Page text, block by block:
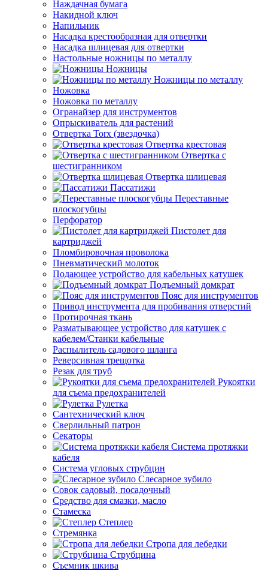
Наждачная бумага
Накидной ключ
Напильник
Насадка крестообразная для отвертки
Насадка шлицевая для отвертки
Настольные ножницы по металлу
Ножницы
Ножницы по металлу
Ножовка
Ножовка по металлу
Огранайзер для инструментов
Опрыскиватель для растений
Отвертка Torx (звездочка)
Отвертка крестовая
Отвертка с
шестигранником
Отвертка шлицевая
Пассатижи
Переставные
плоскогубцы
Перфоратор
Пистолет для
картриджей
Пломбировочная проволока
Пневматический молоток
Подающее устройство для кабельных катушек
Подъемный домкрат
Пояс для инструментов
Привод инструмента для пробивания отверстий
Протирочная ткань
Разматывающее устройство для катушек с
кабелем/Станки кабельные
Распылитель садового шланга
Реверсивная трещотка
Резак для труб
Рукоятки
для съема предохранителей
Рулетка
Сантехнический ключ
Сверлильный патрон
Секаторы
Система протяжки
кабеля
Система угловых струбцин
Слесарное зубило
Совок садовый, посадочный
Средство для смазки, масло
Стамеска
Степлер
Стремянка
Стропа для лебедки
Струбцина
Съемник шкива